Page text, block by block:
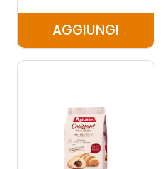
AGGIUNGIAGGIUNGI
CROISSANT